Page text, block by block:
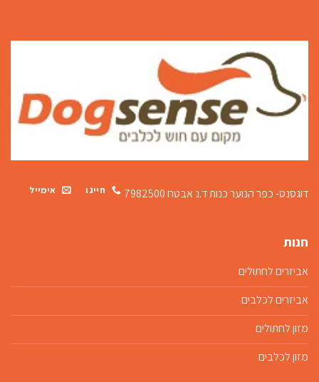
דוגסנס- כפר הנוער כנותד.נ אבטח 7982500 חייגו אימייל
חנות
אביזרים לחתולים
אביזרים לכלבים
מזון לחתולים
מזון לכלבים